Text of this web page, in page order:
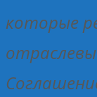
которые